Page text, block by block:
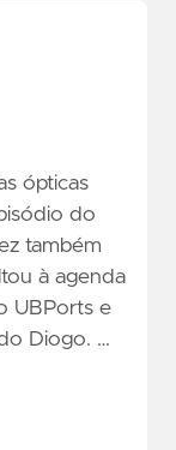
ópticas
do
também
à agenda
UBPorts e
Diogo. …